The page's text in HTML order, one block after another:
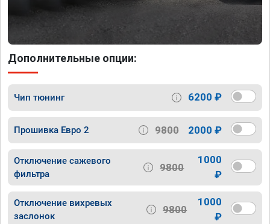
Дополнительные опции:
Чип тюнинг 6200 ₽
Прошивка Евро 2 9800 2000 ₽
Отключение сажевого
фильтра
9800
1000
₽
Отключение вихревых
заслонок
9800
1000
₽